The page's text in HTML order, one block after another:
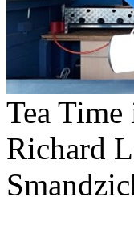
Tea
Richard